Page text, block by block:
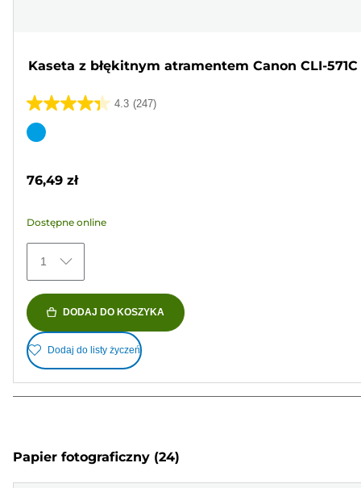
Kaseta z błękitnym atramentem Canon CLI-571C
4.3 (247)
4.3
na
247
Wkład
76,49 zł
Dostępne online
1
DODAJ DO KOSZYKA
Dodaj do listy życzeń
Papier fotograficzny (24)